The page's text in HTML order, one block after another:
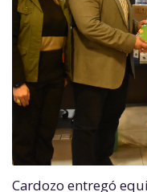
Cardozo entregó